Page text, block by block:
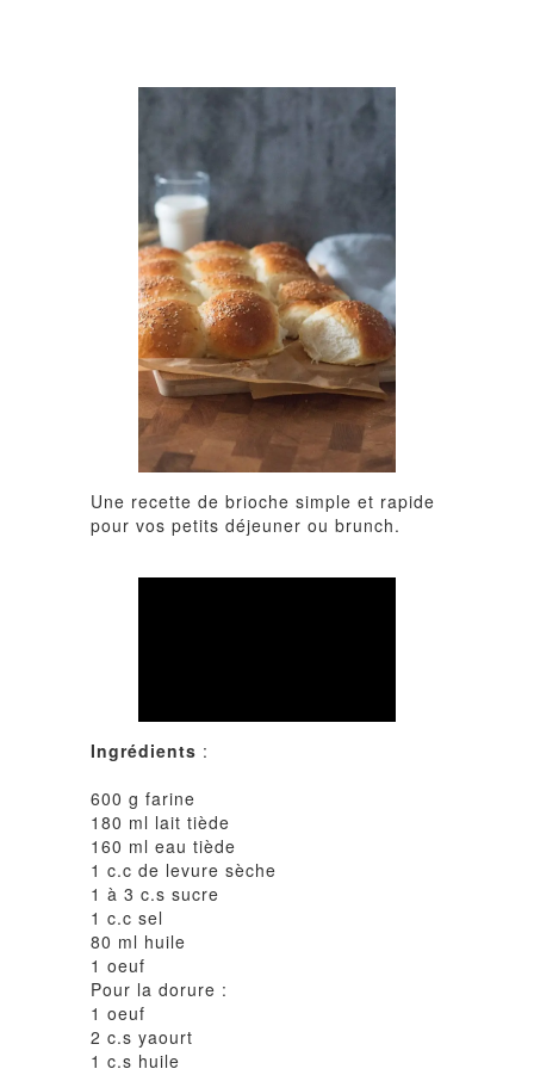
Une recette de brioche simple et rapide
pour vos petits déjeuner ou brunch.
Ingrédients :
600 g farine
180 ml lait tiède
160 ml eau tiède
1 c.c de levure sèche
1 à 3 c.s sucre
1 c.c sel
80 ml huile
1 oeuf
Pour la dorure :
1 oeuf
2 c.s yaourt
1 c.s huile